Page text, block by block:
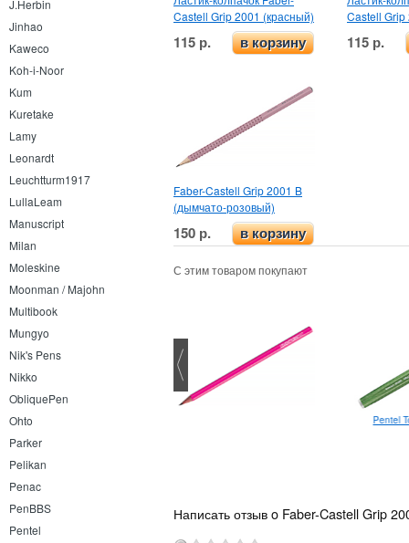
J.Herbin
Jinhao
Kaweco
Koh-i-Noor
Kum
Kuretake
Lamy
Leonardt
Leuchtturm1917
LullaLeam
Manuscript
Milan
Moleskine
Moonman / Majohn
Multibook
Mungyo
Nik's Pens
Nikko
ObliquePen
Ohto
Parker
Pelikan
Penac
PenBBS
Pentel
Castell Grip 2001 (красный)
115 р. в корзину
Castell
115 р.
Faber-Castell Grip 2001 B
(дымчато-розовый)
150 р. в корзину
С этим товаром покупают
Ручка Uni-ball PowerTank 1.0 Pentel
Написать отзыв o Faber-Castell Grip